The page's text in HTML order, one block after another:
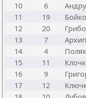
10
6
11
19
12
20
13
7
14
4
15
11
16
9
17
12